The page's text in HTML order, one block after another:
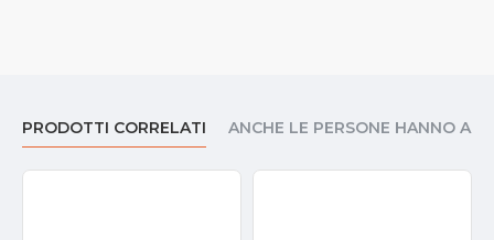
PRODOTTI CORRELATI ANCHE LE PERSONE HANNO